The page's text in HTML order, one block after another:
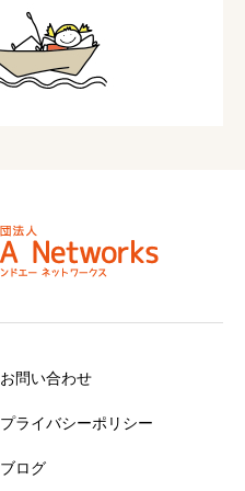
お問い合わせ
プライバシーポリシー
ブログ